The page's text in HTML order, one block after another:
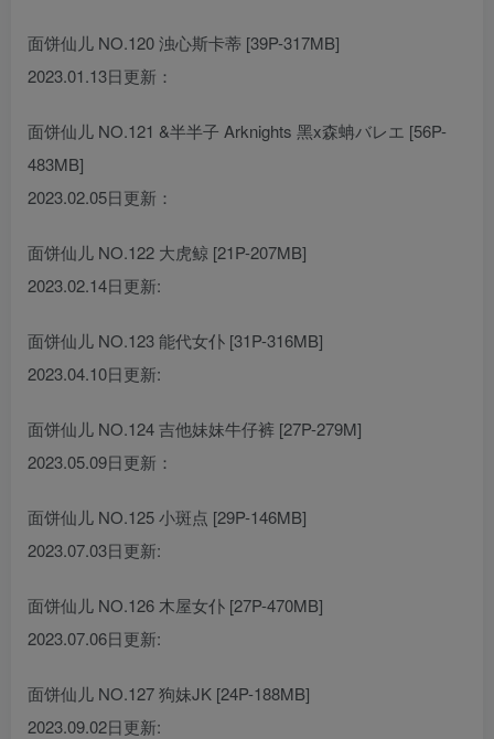
面饼仙儿 NO.120 浊心斯卡蒂 [39P-317MB]
2023.01.13日更新：
面饼仙儿 NO.121 &半半子 Arknights 黑x森蚺バレエ [56P-
483MB]
2023.02.05日更新：
面饼仙儿 NO.122 大虎鲸 [21P-207MB]
2023.02.14日更新:
面饼仙儿 NO.123 能代女仆 [31P-316MB]
2023.04.10日更新:
面饼仙儿 NO.124 吉他妹妹牛仔裤 [27P-279M]
2023.05.09日更新：
面饼仙儿 NO.125 小斑点 [29P-146MB]
2023.07.03日更新:
面饼仙儿 NO.126 木屋女仆 [27P-470MB]
2023.07.06日更新:
面饼仙儿 NO.127 狗妹JK [24P-188MB]
2023.09.02日更新: